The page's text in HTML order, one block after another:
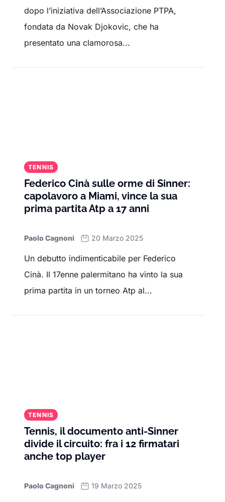
dopo l’iniziativa dell’Associazione PTPA,
fondata da Novak Djokovic, che ha
presentato una clamorosa...
TENNIS
Federico Cinà sulle orme di Sinner:
capolavoro a Miami, vince la sua
prima partita Atp a 17 anni
Paolo Cagnoni 20 Marzo 2025
Un debutto indimenticabile per Federico
Cinà. Il 17enne palermitano ha vinto la sua
prima partita in un torneo Atp al...
TENNIS
Tennis, il documento anti-Sinner
divide il circuito: fra i 12 firmatari
anche top player
Paolo Cagnoni 19 Marzo 2025